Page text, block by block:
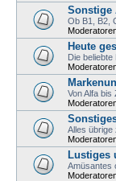
Sonstige
Ob B1, B2,
Heute
Die
Von Alfa bis
Alles übrige
Lustiges
Amüsantes